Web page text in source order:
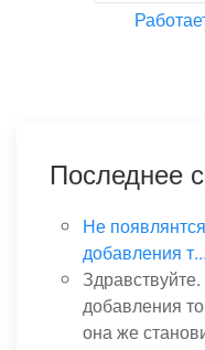
Последнее
Не
добавления т...
добавления
она же